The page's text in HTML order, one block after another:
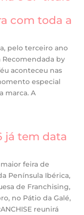
com toda a
pelo terceiro ano
Recomendada by
aconteceu nas
especial
marca. A
já tem data
maior feira de
Península Ibérica,
de Franchising,
no Pátio da Galé,
reunirá